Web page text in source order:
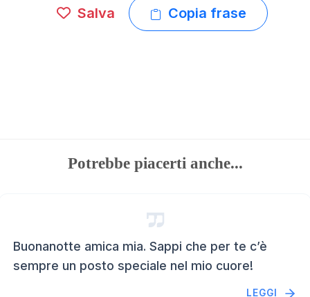
Salva Copia frase
Potrebbe piacerti anche...
Buonanotte amica mia. Sappi che per te c’è
sempre un posto speciale nel mio cuore!
LEGGI